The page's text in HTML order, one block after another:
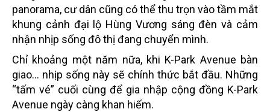
panorama, cư dân cũng có thể thu trọn vào tầm mắt
khung cảnh đại lộ Hùng Vương sáng đèn và cảm
nhận nhịp sống đô thị đang chuyển mình.
Chỉ khoảng một năm nữa, khi K-Park Avenue bàn
giao… nhịp sống này sẽ chính thức bắt đầu. Những
“tấm vé” cuối cùng để gia nhập cộng đồng K-Park
Avenue ngày càng khan hiếm.